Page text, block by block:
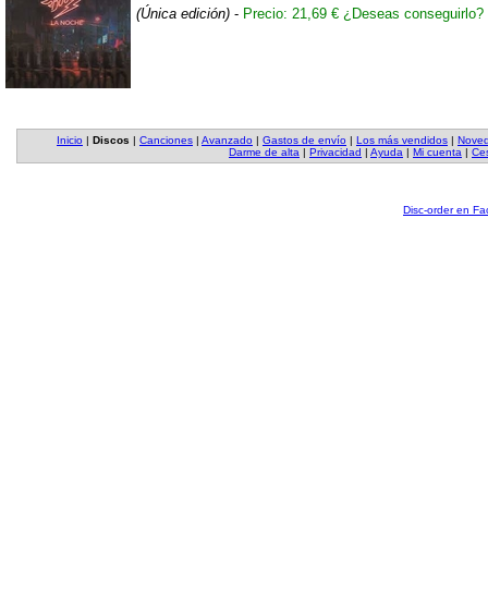
(Única edición) - Precio: 21,69 € ¿Deseas conseguirlo?
Inicio | Discos | Canciones | Avanzado | Gastos de envío | Los más vendidos |
Darme de alta | Privacidad | Ayuda | Mi cuenta |
Disc-order en